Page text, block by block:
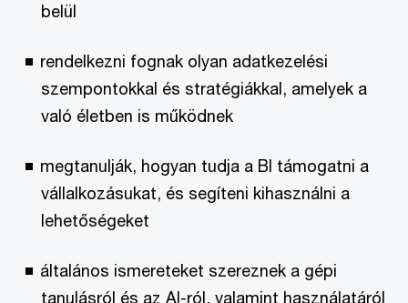
belül
rendelkezni fognak olyan adatkezelési
szempontokkal és stratégiákkal, amelyek a
való életben is működnek
megtanulják, hogyan tudja a BI támogatni a
vállalkozásukat, és segíteni kihasználni a
lehetőségeket
általános ismereteket szereznek a gépi
tanulásról és az AI-ról, valamint használatáról